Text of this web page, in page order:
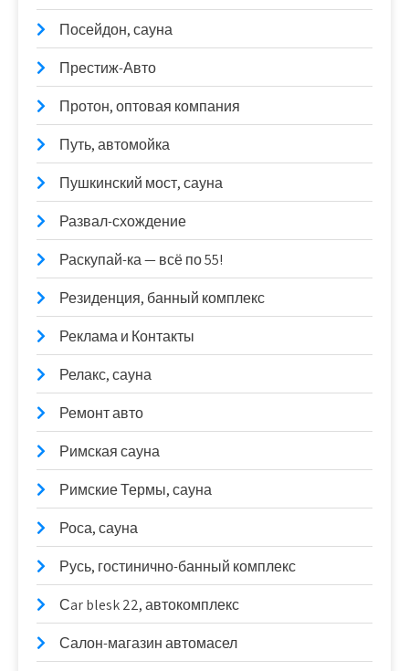
Посейдон, сауна
Престиж-Авто
Протон, оптовая компания
Путь, автомойка
Пушкинский мост, сауна
Развал-схождение
Раскупай-ка — всё по 55!
Резиденция, банный комплекс
Реклама и Контакты
Релакс, сауна
Ремонт авто
Римская сауна
Римские Термы, сауна
Роса, сауна
Русь, гостинично-банный комплекс
Сar blesk 22, автокомплекс
Салон-магазин автомасел